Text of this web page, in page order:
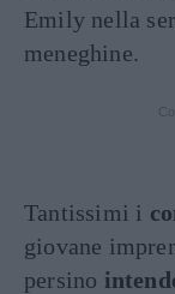
Emily nella
meneghine.
Tantissimi i
giovane
persino